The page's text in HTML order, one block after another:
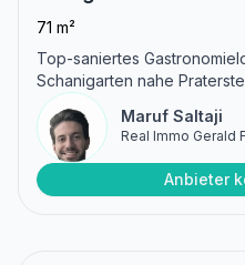
71 m²
Top-saniertes
Schanigarten nahe
Maruf Saltaji
Real Immo Gerald
Anbieter